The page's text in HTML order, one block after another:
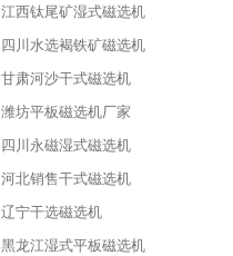
江西钛尾矿湿式磁选机
四川水选褐铁矿磁选机
甘肃河沙干式磁选机
潍坊平板磁选机厂家
四川永磁湿式磁选机
河北销售干式磁选机
辽宁干选磁选机
黑龙江湿式平板磁选机